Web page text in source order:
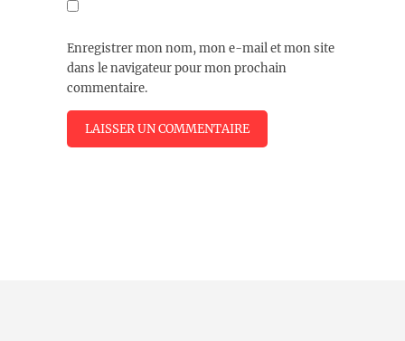
Enregistrer mon nom, mon e-mail et mon site
dans le navigateur pour mon prochain
commentaire.